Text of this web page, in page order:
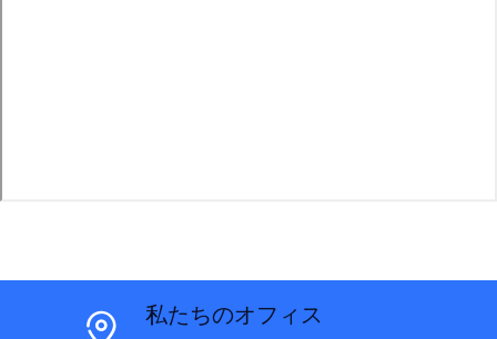
私たちのオフィス